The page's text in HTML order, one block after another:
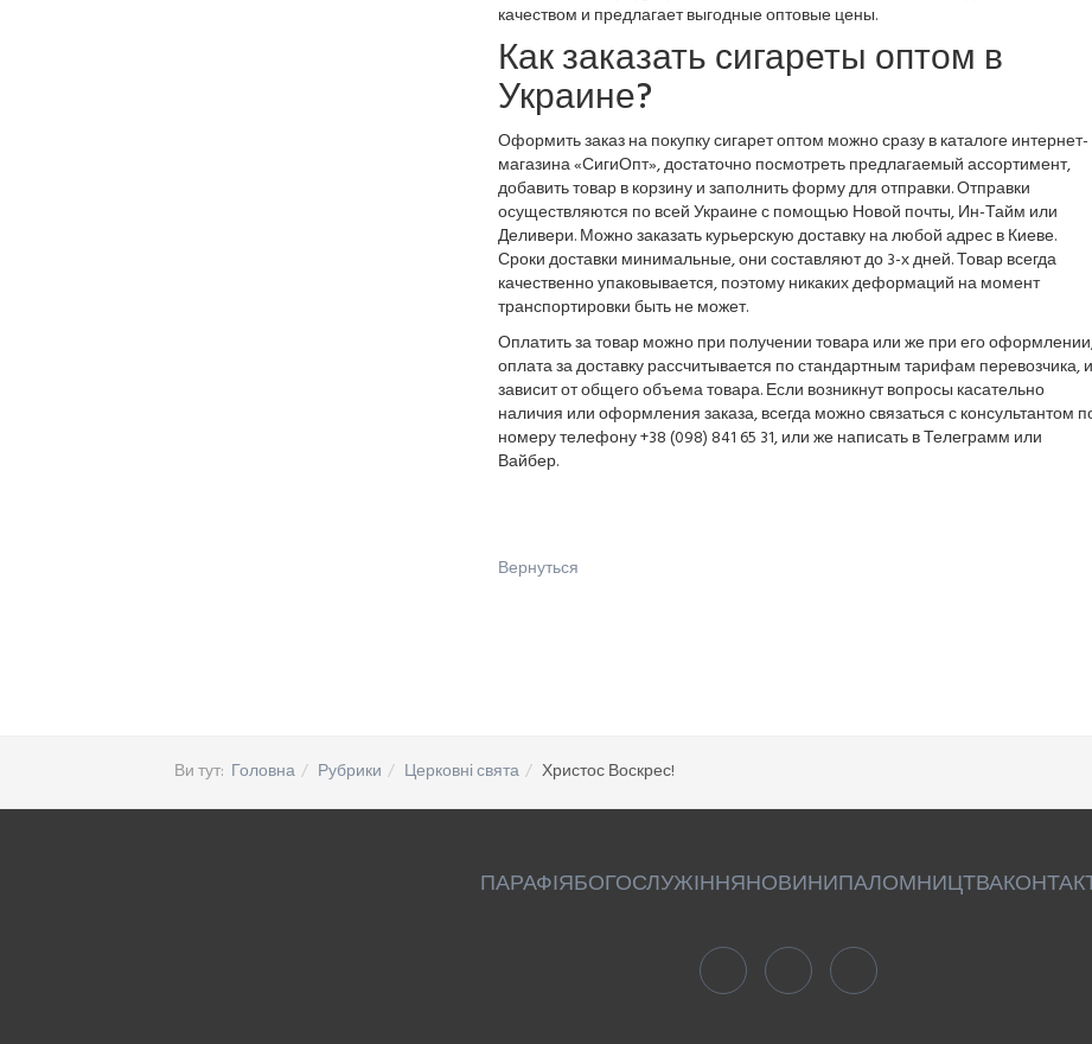
качеством и предлагает выгодные оптовые цены.
Как заказать сигареты оптом в
Украине?
Оформить заказ на покупку сигарет оптом можно сразу в каталоге интернет-
магазина «СигиОпт», достаточно посмотреть предлагаемый ассортимент,
добавить товар в корзину и заполнить форму для отправки. Отправки
осуществляются по всей Украине с помощью Новой почты, Ин-Тайм или
Деливери. Можно заказать курьерскую доставку на любой адрес в Киеве.
Сроки доставки минимальные, они составляют до 3-х дней. Товар всегда
качественно упаковывается, поэтому никаких деформаций на момент
транспортировки быть не может.
Оплатить за товар можно при получении товара или же при его
оплата за доставку рассчитывается по стандартным тарифам перевозчика, и
зависит от общего объема товара. Если возникнут вопросы касательно
наличия или оформления заказа, всегда можно связаться с консультантом
номеру телефону +38 (098) 841 65 31, или же написать в Телеграмм или
Вайбер.
Вернуться
Ви тут: Головна Рубрики Церковні свята Христос Воскрес!
ПАРАФІЯБОГОСЛУЖІННЯНОВИНИПАЛОМНИЦТВА